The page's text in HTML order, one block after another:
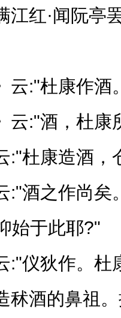
江红·闻阮亭
云:"杜康作酒
云:"酒，杜康
:"杜康造酒，
:"酒之作尚
始于此耶?"
:"仪狄作。杜
秫酒的鼻祖